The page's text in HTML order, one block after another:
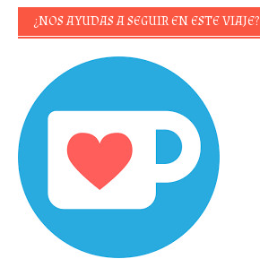
¿NOS AYUDAS A SEGUIR EN ESTE VIAJE?